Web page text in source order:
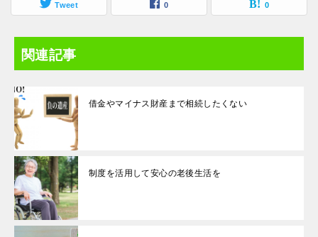
Tweet 0 0
関連記事
借金やマイナス財産まで相続したくない
制度を活用して安心の老後生活を